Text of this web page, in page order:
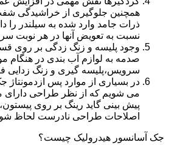
همچنین جلوگیری از خراشیدگی
ذرات جامد وارد شده به سیلندر را
نسبت به تعویض آنها در هر نوبت
وجود پلیسه و زنگ زدگی بر روی
صدمه به لوازم آب بندی در هنگام
سرویس،پلیسه گیری و زنگ زدایی
در بسیاری از موارد پس ازدمونتاژ
می شویم که از نظر طراحی دارای
پیش بینی گاید رینگ بر روی
اصلاحات طراحی نادرست لحاظ
جک آسانسور هیدرولیک چیست؟